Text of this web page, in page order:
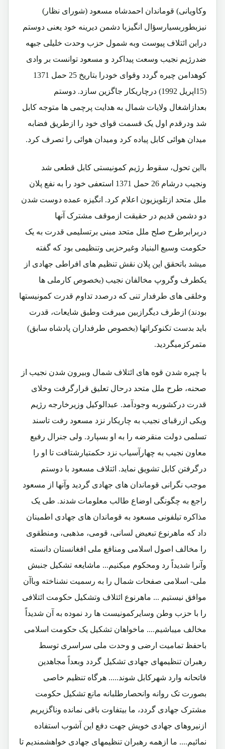
وکاویانی) قوماندان احمدشاه مسعود (شورای نظار)
نیزبطوربسیارسؤال انگیزبا دشمن دیرینه خود یعنی دوستم
دراین ائتلاف پیوست وبه شمول حزب وحدت خلیلی جبهه
ضدرژیم نجیب وسعت پیداکرد و مسعود توانست بر وادی
کوهدامن چیره گردد وقوای خودرا بتاریخ 25 حمل 1371
(15اپریل 1992) درچاریکار جاگزین سازد. دوستم
بعدازاشغال ولایات شمال به هدایت پرچمی ها متوجه کابل
شد ودرقدم اول یک قسمت قوای خود را ازطریق فضابه
میدان هوائی کابل پیاده کرد ومیدان هوائی را تصرف کرد.
بااین تحول، سقوط رژیم کمونیستی کابل قطعی شد
ونجیب درشام 26 حمل 1371 استعفی خود را به نفع پلان
ملل متحد ازتلویزیون اعلام کرد. انگیزه عمده دوست شدن
دو دشمن قدیم در حقیقت ازموقف مشترک آنها
دربرابرطرح صلح ملل متحد مبنی برتسلیمی قدرت به یک
حکومت وسیع البنیاد وغیرحزبی وتنظیمی بود که گفته
میشد باتحقق این پلان نقش تنظیم های افراطی جهادی از
یکطرف وگروپ مخالفان نجیب (بخصوص کارملی ها
وخلقی های طرفدار تنی که درصدد تداوم قدرت کمونیستها
بودند) ازطرف دیگرازبین میرفت وطبق شایعات، قدرت
باید بدست تکنوکراتها (بخصوص طرفداران پادشاه سابق)
متمرکزمیگردید.
با چیره شدن قوه های ائتلاف شمال وبیرون شدن نجیب از
صحنه، طرح ملل متحد درحال تعلیق قرارگرفت وخلای
قدرت درکشوربه وجودآمد. عبدالوکیل وزیرخارجه رژیم
ویکی ازرقبای نجیب به چاریکار نزد مسعود رفت تاسند
تسلمی دولت منقرضه را به او بسپارد. ولی جنرال رفیع
معاون نجیب به چهارآسیاب نزد حکمتیارشتافت تا او را
درگرفتن کابل تشویق نماید. ائتلاف مسعود با دوستم
موجب نگرانی قوماندان های جهادی گردید وآنها از مسعود
راجع به چگونگی اوضاع طالب معلومات شدند. طی یک
مذاکره تیلفونی مسعود به قوماندان های جهادی اطمینان
داد که ماهرنوع تبعیض لسانی، قومی، مذهبی، ومنطقوی
را مخالف اصول اسلامی ومنافع ملی افغانستان دانسته
وآنرا شدیداً رد ومحکوم میکنیم... ماشایعه تشکیل جنبش
ملی- اسلامی صفحات شمال را به رسمیت نشناخته وباآن
موافق نیستیم ... ماهرنوع ائتلاف وتشکیل حکومت ائتلافی
را با حزب وطن وسایرکمونیست ها رد نموده به آن شدیداً
مخالف میباشیم.... ماخواهان تشکیل یک حکومت اسلامی
باحفظ تمامیت ارضی و وحدت ملی سراسری توسط
رهبران تنظیمهای جهادی تشکیل گردد وبعداً مجاهدین
فاتحانه وارد شهرکابل شوند..... هرگاه تنظیم خاصی
بصورت تک روانه وانحصارطلبانه مانع تشکیل حکومت
مشترک جهادی گردد، ما بیتفاوت باقی نمانده وناگزیریم
ازنیروهای جهادی خویش جهت دفع این آشوب استفاده
نمائیم.... ما ازهمه رهبران تنظیمهای جهادی خواهشمندیم تا